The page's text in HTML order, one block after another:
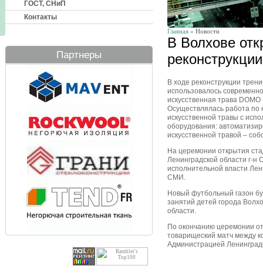
ГОСТ, СНиП
Контакты
Партнеры
Главная » Новости
В Волхове
В ходе реконструкции
использовалось
искусственная трава
Осуществлялась работа по
искусственной травы с
оборудования:
искусственной травой –
На церемонии открытия
Ленинградской области г-
исполнительной власти
СМИ.
Новый футбольный газон
занятий детей города
области.
По окончанию церемонии
товарищеский матч между
Администрацией